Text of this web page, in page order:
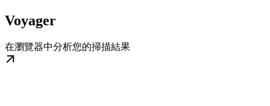
Voyager
在瀏覽器中分析您的掃描結果